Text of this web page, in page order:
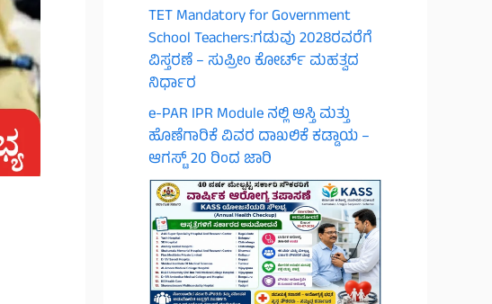
TET Mandatory for Government
School Teachers:ಗಡುವು 2028ರವರೆಗೆ
ವಿಸ್ತರಣೆ – ಸುಪ್ರೀಂ ಕೋರ್ಟ್ ಮಹತ್ವದ
ನಿರ್ಧಾರ
e-PAR IPR Module ನಲ್ಲಿ ಆಸ್ತಿ ಮತ್ತು
ಹೊಣೆಗಾರಿಕೆ ವಿವರ ದಾಖಲಿಕೆ ಕಡ್ಡಾಯ –
ಆಗಸ್ಟ್ 20 ರಿಂದ ಜಾರಿ